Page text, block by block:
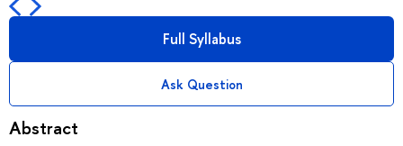
Full Syllabus
Ask Question
Abstract